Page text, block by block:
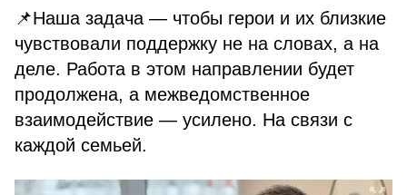
📌Наша задача — чтобы герои и их близкие
чувствовали поддержку не на словах, а на
деле. Работа в этом направлении будет
продолжена, а межведомственное
взаимодействие — усилено. На связи с
каждой семьей.